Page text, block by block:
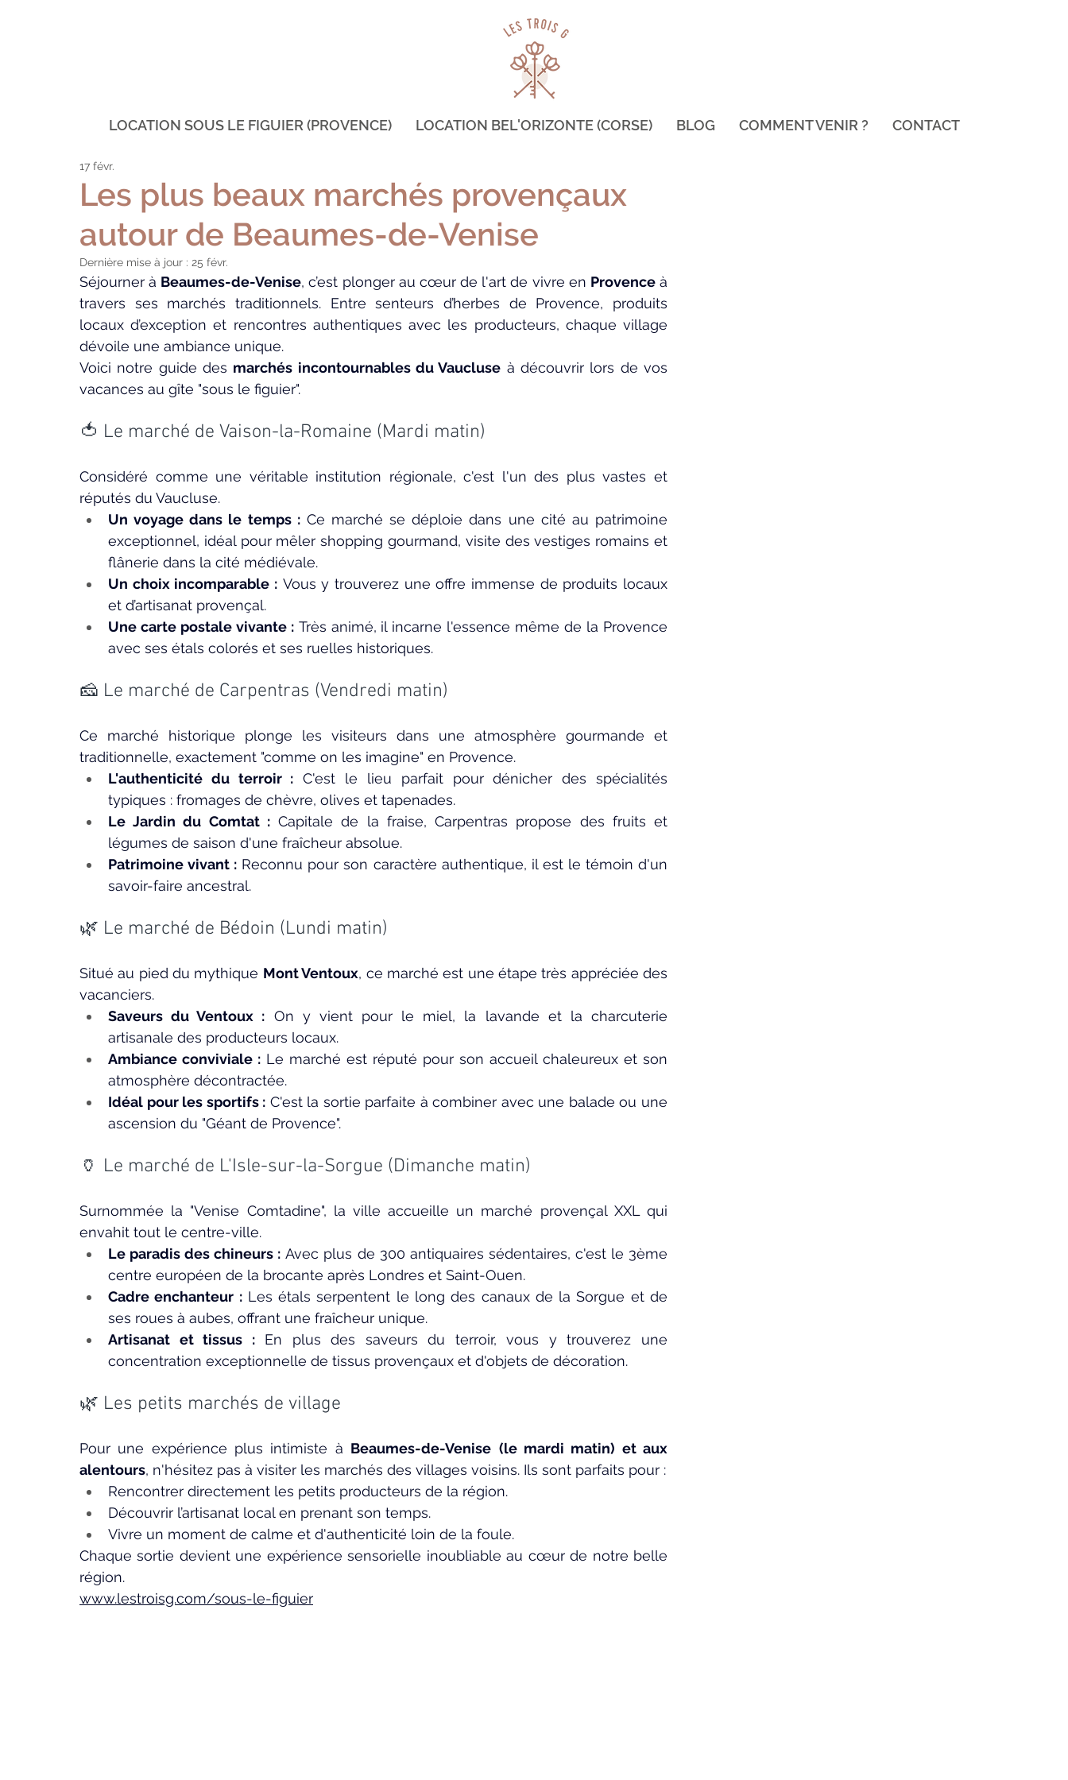
LOCATION SOUS LE FIGUIER (PROVENCE) LOCATION BEL'ORIZONTE (CORSE) BLOG COMMENT VENIR ? CONTACT
Les plus beaux marchés provençaux
autour de Beaumes-de-Venise
17 févr.
Dernière mise à jour : 25 févr.
Séjourner à Beaumes-de-Venise, c’est plonger au cœur de l'art de vivre en Provence à
travers ses marchés traditionnels. Entre senteurs d’herbes de Provence, produits
locaux d’exception et rencontres authentiques avec les producteurs, chaque village
dévoile une ambiance unique.
Voici notre guide des marchés incontournables du Vaucluse à découvrir lors de vos
vacances au gîte "sous le figuier".
🍅 Le marché de Vaison-la-Romaine (Mardi matin)
Considéré comme une véritable institution régionale, c'est l'un des plus vastes et
réputés du Vaucluse.
Un voyage dans le temps : Ce marché se déploie dans une cité au patrimoine
exceptionnel, idéal pour mêler shopping gourmand, visite des vestiges romains et
flânerie dans la cité médiévale.
Un choix incomparable : Vous y trouverez une offre immense de produits locaux
et d’artisanat provençal.
Une carte postale vivante : Très animé, il incarne l'essence même de la Provence
avec ses étals colorés et ses ruelles historiques.
🧀 Le marché de Carpentras (Vendredi matin)
Ce marché historique plonge les visiteurs dans une atmosphère gourmande et
traditionnelle, exactement "comme on les imagine" en Provence.
L'authenticité du terroir : C'est le lieu parfait pour dénicher des spécialités
typiques : fromages de chèvre, olives et tapenades.
Le Jardin du Comtat : Capitale de la fraise, Carpentras propose des fruits et
légumes de saison d'une fraîcheur absolue.
Patrimoine vivant : Reconnu pour son caractère authentique, il est le témoin d'un
savoir-faire ancestral.
🌿 Le marché de Bédoin (Lundi matin)
Situé au pied du mythique Mont Ventoux, ce marché est une étape très appréciée des
vacanciers.
Saveurs du Ventoux : On y vient pour le miel, la lavande et la charcuterie
artisanale des producteurs locaux.
Ambiance conviviale : Le marché est réputé pour son accueil chaleureux et son
atmosphère décontractée.
Idéal pour les sportifs : C'est la sortie parfaite à combiner avec une balade ou une
ascension du "Géant de Provence".
🏺 Le marché de L'Isle-sur-la-Sorgue (Dimanche matin)
Surnommée la "Venise Comtadine", la ville accueille un marché provençal XXL qui
envahit tout le centre-ville.
Le paradis des chineurs : Avec plus de 300 antiquaires sédentaires, c'est le 3ème
centre européen de la brocante après Londres et Saint-Ouen.
Cadre enchanteur : Les étals serpentent le long des canaux de la Sorgue et de
ses roues à aubes, offrant une fraîcheur unique.
Artisanat et tissus : En plus des saveurs du terroir, vous y trouverez une
concentration exceptionnelle de tissus provençaux et d'objets de décoration.
🌿 Les petits marchés de village
Pour une expérience plus intimiste à Beaumes-de-Venise (le mardi matin) et aux
alentours, n'hésitez pas à visiter les marchés des villages voisins. Ils sont parfaits pour :
Rencontrer directement les petits producteurs de la région.
Découvrir l’artisanat local en prenant son temps.
Vivre un moment de calme et d'authenticité loin de la foule.
Chaque sortie devient une expérience sensorielle inoubliable au cœur de notre belle
région.
www.lestroisg.com/sous-le-figuier